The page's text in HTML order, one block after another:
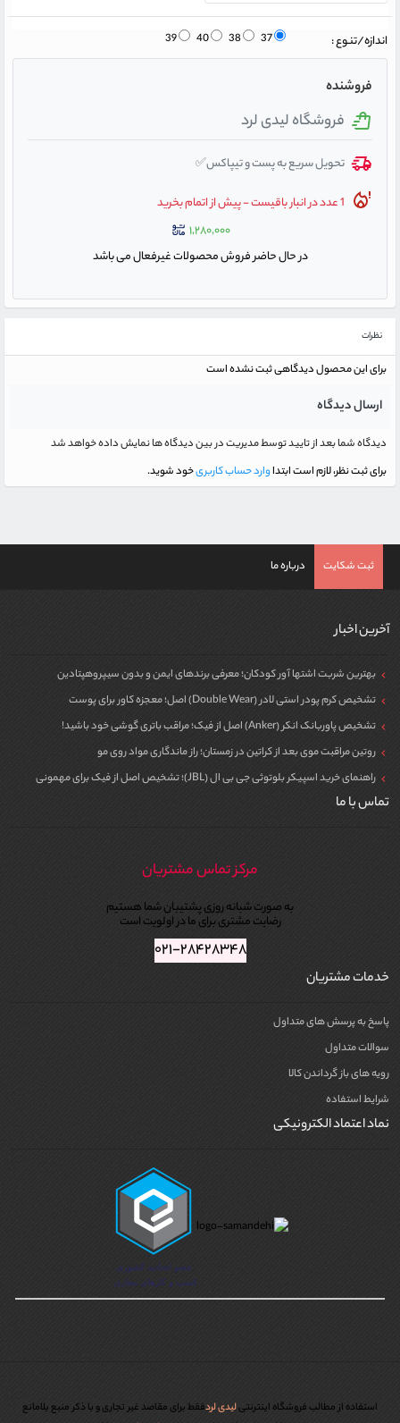
اندازه/تنوع : 37
38
40
39
فروشنده
فروشگاه لیدی لرد
تحویل سریع به پست و تیپاکس✅
1 عدد در انبار باقیست - پیش از اتمام بخرید
۱,۲۸۰,۰۰۰
در حال حاضر فروش محصولات غیرفعال می باشد
نظرات
برای این محصول دیدگاهی ثبت نشده است
ارسال دیدگاه
دیدگاه شما بعد از تایید توسط مدیریت در بین دیدگاه ها نمایش داده خواهد شد
برای ثبت نظر، لازم است ابتداوارد حساب کاربریخود شوید.
ثبت شکایت درباره ما
آخرین اخبار
بهترین شربت اشتها آور کودکان؛ معرفی برندهای ایمن و بدون سیپروهپتادین
تشخیص کرم پودر استی لادر (Double Wear) اصل؛ معجزه کاور برای پوست
تشخیص پاوربانک انکر (Anker) اصل از فیک؛ مراقب باتری گوشی خود باشید!
روتین مراقبت موی بعد از کراتین در زمستان؛ راز ماندگاری مواد روی مو
راهنمای خرید اسپیکر بلوتوثی جی بی ال (JBL)؛ تشخیص اصل از فیک برای مهمونی
تماس با ما
مرکز تماس مشتریان
به صورت شبانه روزی پشتیبان شما هستیم
رضایت مشتری برای ما در اولویت است
۰۲۱-۲۸۴۲۸۳۴۸
خدمات مشتریان
پاسخ به پرسش های متداول
سوالات متداول
رویه های باز گرداندن کالا
شرایط استفاده
نماد اعتماد الکترونیکی
استفاده از مطالب فروشگاه اینترنتیلیدی لردفقط برای مقاصد غیر تجاری و با ذکر منبع بلامانع